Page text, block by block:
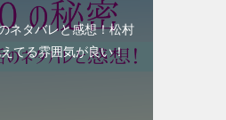
ネタバレと感想！松村
てる雰囲気が良い！